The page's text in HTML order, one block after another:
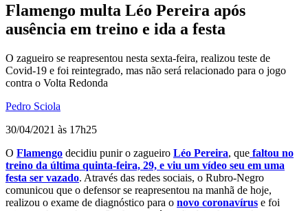
Flamengo multa Léo Pereira após
ausência em treino e ida a festa
O zagueiro se reapresentou nesta sexta-feira, realizou teste de
Covid-19 e foi reintegrado, mas não será relacionado para o jogo
contra o Volta Redonda
Pedro Sciola
30/04/2021 às 17h25
O Flamengo decidiu punir o zagueiro Léo Pereira, que faltou no
treino da última quinta-feira, 29, e viu um vídeo seu em uma
festa ser vazado. Através das redes sociais, o Rubro-Negro
comunicou que o defensor se reapresentou na manhã de hoje,
realizou o exame de diagnóstico para o novo coronavírus e foi